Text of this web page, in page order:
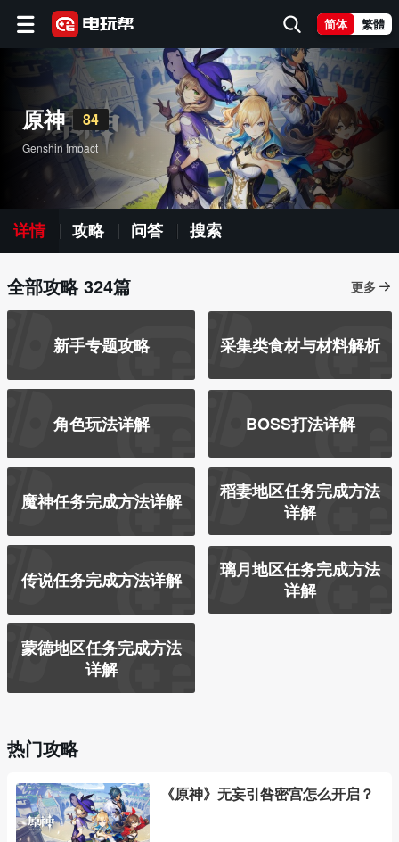
简体 繁體
原神 84
Genshin Impact
详情 攻略 问答 搜索
全部攻略 324篇 更多
新手专题攻略 采集类食材与材料解析
角色玩法详解 BOSS打法详解
魔神任务完成方法详解
稻妻地区任务完成方法
详解
传说任务完成方法详解
璃月地区任务完成方法
详解
蒙德地区任务完成方法
详解
热门攻略
《原神》无妄引咎密宫怎么开启？